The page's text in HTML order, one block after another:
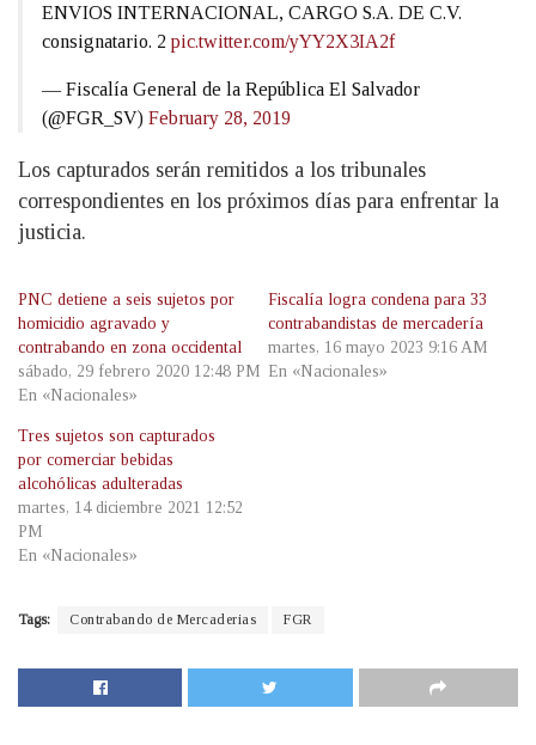
ENVIOS INTERNACIONAL, CARGO S.A. DE C.V.
consignatario. 2 pic.twitter.com/yYY2X3IA2f
— Fiscalía General de la República El Salvador
(@FGR_SV) February 28, 2019
Los capturados serán remitidos a los tribunales
correspondientes en los próximos días para enfrentar la
justicia.
PNC detiene a seis sujetos por
homicidio agravado y
contrabando en zona occidental
sábado, 29 febrero 2020 12:48 PM
En «Nacionales»
Fiscalía logra condena para 33
contrabandistas de mercadería
martes, 16 mayo 2023 9:16 AM
En «Nacionales»
Tres sujetos son capturados
por comerciar bebidas
alcohólicas adulteradas
martes, 14 diciembre 2021 12:52
PM
En «Nacionales»
Tags: Contrabando de Mercaderias FGR